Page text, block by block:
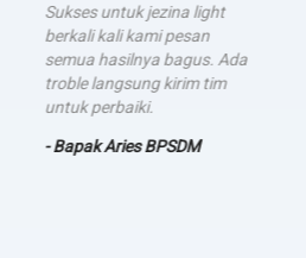
Sukses untuk jezina light
berkali kali kami pesan
semua hasilnya bagus. Ada
troble langsung kirim tim
untuk perbaiki.
- Bapak Aries BPSDM